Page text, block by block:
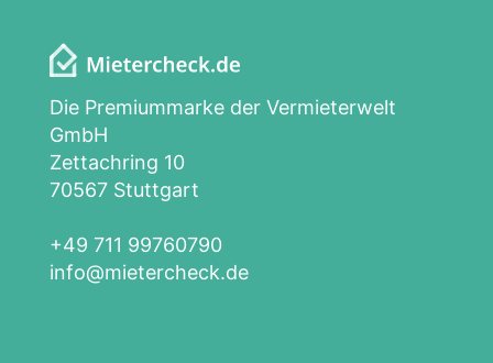
Die Premiummarke der Vermieterwelt
GmbH
Zettachring 10
70567 Stuttgart
+49 711 99760790
info@mietercheck.de